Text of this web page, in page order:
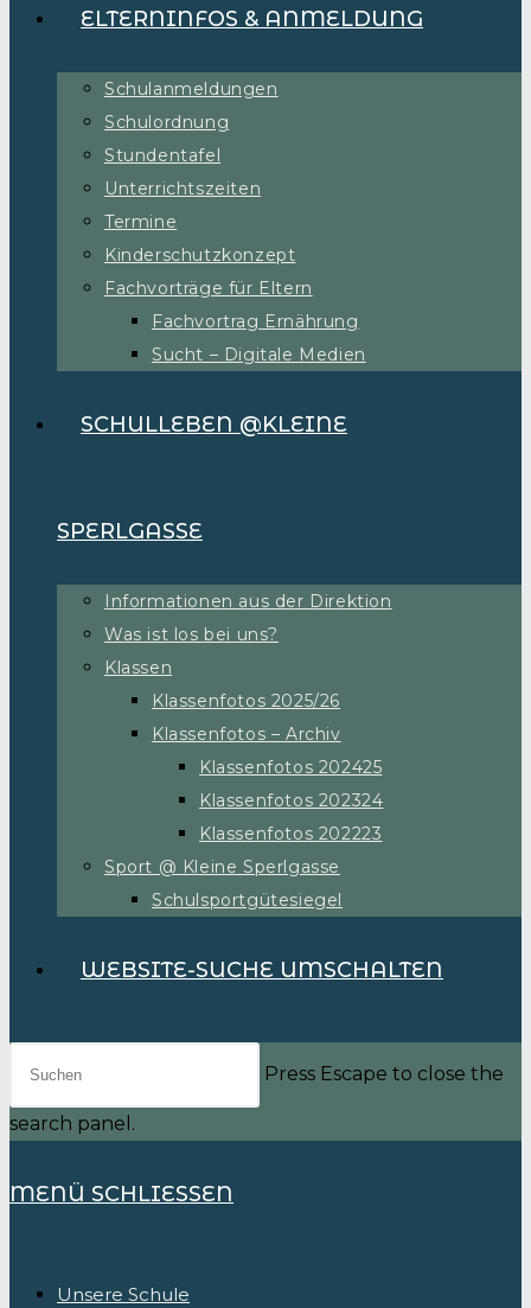
ELTERNINFOS & ANMELDUNG
Schulanmeldungen
Schulordnung
Stundentafel
Unterrichtszeiten
Termine
Kinderschutzkonzept
Fachvorträge für Eltern
Fachvortrag Ernährung
Sucht – Digitale Medien
SCHULLEBEN @KLEINE
SPERLGASSE
Informationen aus der Direktion
Was ist los bei uns?
Klassen
Klassenfotos 2025/26
Klassenfotos – Archiv
Klassenfotos 202425
Klassenfotos 202324
Klassenfotos 202223
Sport @ Kleine Sperlgasse
Schulsportgütesiegel
WEBSITE-SUCHE UMSCHALTEN
Press Escape to close the
search panel.
MENÜ SCHLIESSEN
Unsere Schule